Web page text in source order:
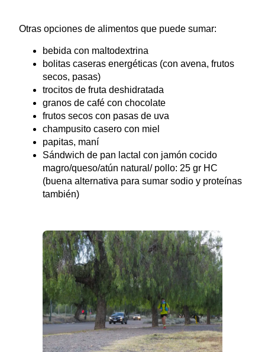
Otras opciones de alimentos que puede sumar:
bebida con maltodextrina
bolitas caseras energéticas (con avena, frutos
secos, pasas)
trocitos de fruta deshidratada
granos de café con chocolate
frutos secos con pasas de uva
champusito casero con miel
papitas, maní
Sándwich de pan lactal con jamón cocido
magro/queso/atún natural/ pollo: 25 gr HC
(buena alternativa para sumar sodio y proteínas
también)